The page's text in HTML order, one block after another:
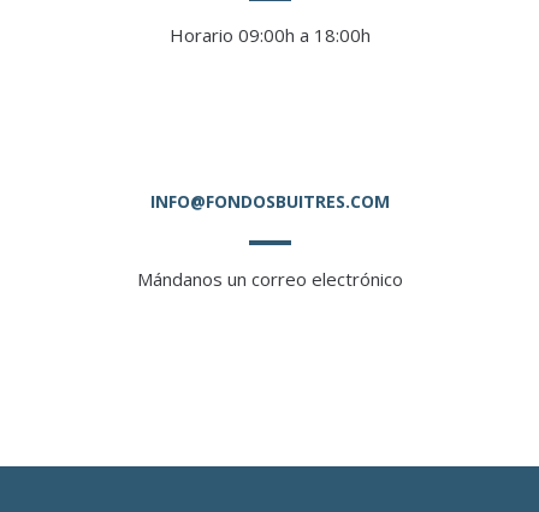
Horario 09:00h a 18:00h
INFO@FONDOSBUITRES.COM
Mándanos un correo electrónico